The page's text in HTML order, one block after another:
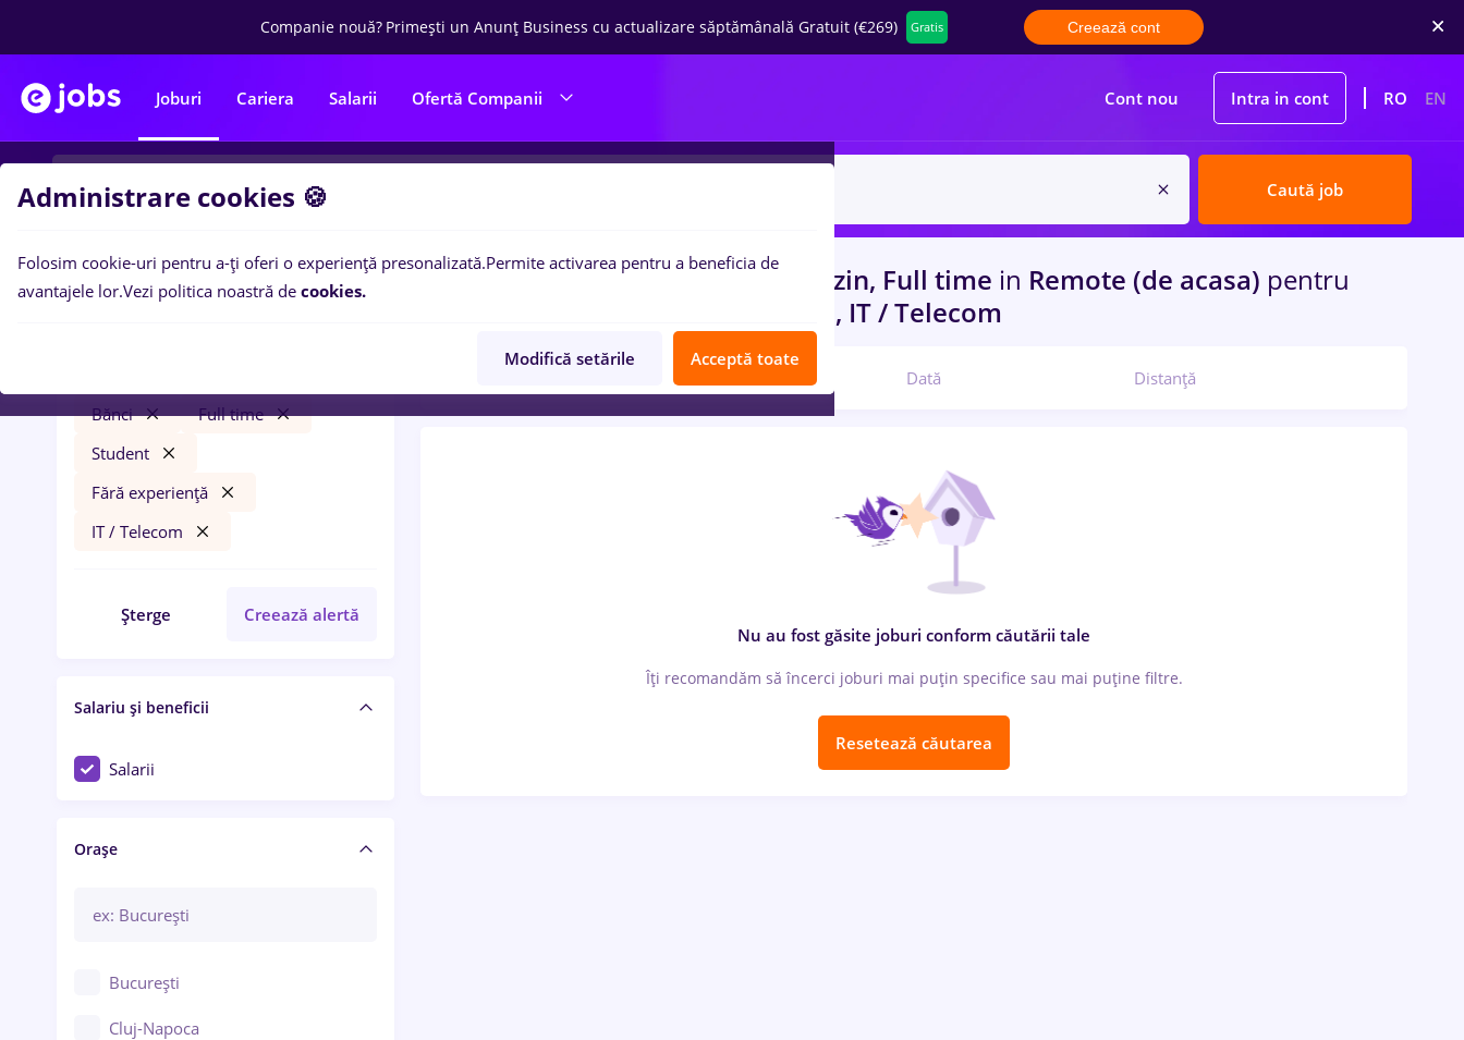
Companie nouă? Primești un Anunț Business cu actualizare săptămânală Gratuit (€269) Gratis Creează cont
Joburi Cariera Salarii Ofertă Companii Cont nou Intra in cont RO EN
Caută job
Filtre
Bănci
Full time
Student
Fără experiență
IT / Telecom
Șterge Creează alertă
Salariu și beneficii
Salarii
Orașe
București
Cluj-Napoca
0locuri de muncacu salarii magazin, Full time in Remote (de acasa) pentru
Banci, IT / Telecom
Relevanță Dată Distanță
Nu au fost găsite joburi conform căutării tale
Îți recomandăm să încerci joburi mai puțin specifice sau mai puține filtre.
Resetează căutarea
Administrare cookies 🍪
Folosim cookie-uri pentru a-ți oferi o experiență presonalizată.Permite activarea pentru a beneficia de
avantajele lor.Vezi politica noastră de cookies.
Modifică setările Acceptă toate